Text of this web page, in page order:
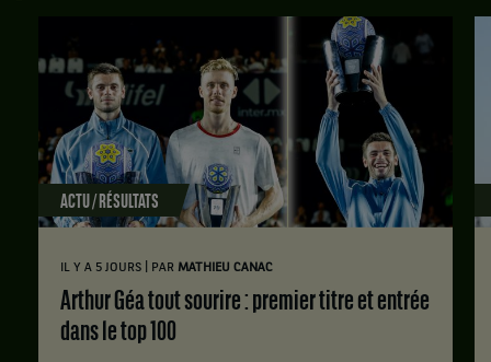
ACTU / RÉSULTATS
IL Y A 5 JOURS PAR MATHIEU CANAC
Arthur Géa tout sourire : premier titre et entrée
dans le top 100